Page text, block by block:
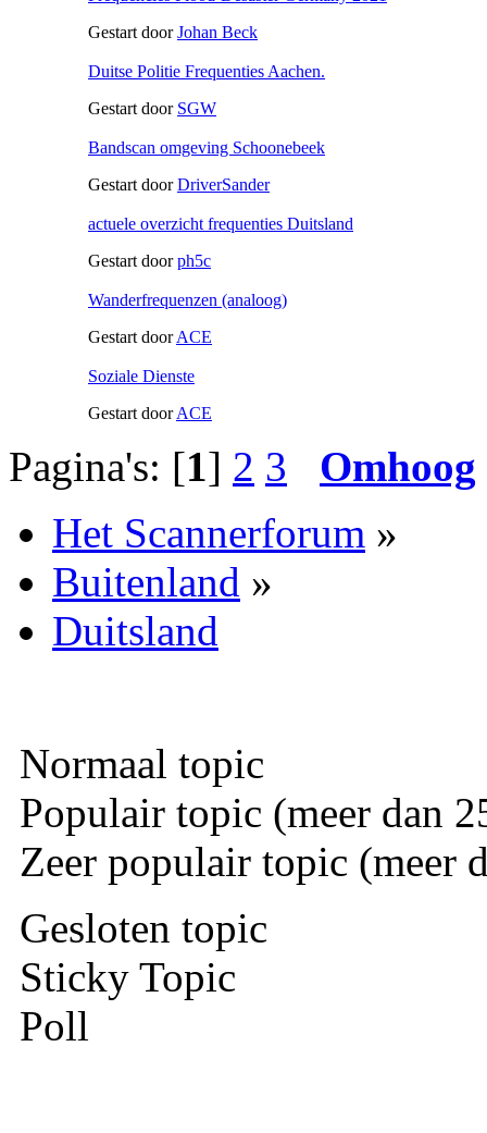
Gestart doorJohan Beck
Duitse Politie Frequenties Aachen.
Gestart door SGW
Bandscan omgeving Schoonebeek
Gestart doorDriverSander
actuele overzicht frequenties Duitsland
Gestart doorph5c
Wanderfrequenzen (analoog)
Gestart doorACE
Soziale Dienste
Gestart doorACE
Pagina's: [1] 2 3
Omhoog
Het Scannerforum »
Buitenland »
Duitsland
Normaal topic
Populair topic (meer dan
Zeer populair topic (meer
Gesloten topic
Sticky Topic
Poll